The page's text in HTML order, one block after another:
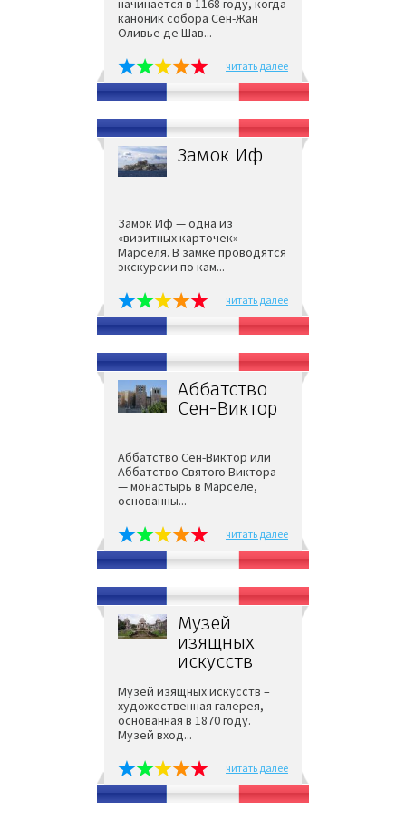
начинается в 1168 году, когда
каноник собора Сен-Жан
Оливье де Шав...
читать далее
Замок Иф
Замок Иф — одна из
«визитных карточек»
Марселя. В замке проводятся
экскурсии по кам...
читать далее
Аббатство
Сен-Виктор
Аббатство Сен-Виктор или
Аббатство Святого Виктора
— монастырь в Марселе,
основанны...
читать далее
Музей
изящных
искусств
Музей изящных искусств –
художественная галерея,
основанная в 1870 году.
Музей вход...
читать далее